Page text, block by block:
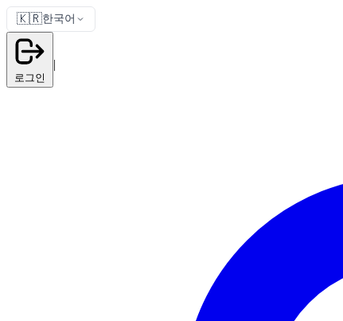
🇰🇷한국어
로그인
|